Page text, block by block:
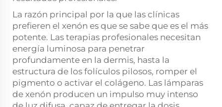
La razón principal por la que las clínicas
prefieren el xenón es que se sabe que es el más
potente. Las terapias profesionales necesitan
energía luminosa para penetrar
profundamente en la dermis, hasta la
estructura de los folículos pilosos, romper el
pigmento o activar el colágeno. Las lámparas
de xenón producen un impulso muy intenso